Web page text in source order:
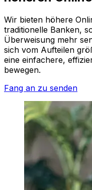
Wir bieten höhere
traditionelle Banken,
Überweisung mehr
sich vom Aufteilen
eine einfachere,
bewegen.
Fang an zu senden